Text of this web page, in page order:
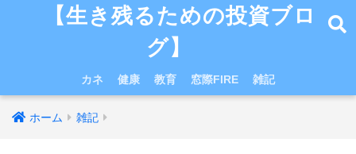
【生き残るための投資ブロ
グ】
カネ 健康 教育 窓際FIRE 雑記
ホーム 雑記